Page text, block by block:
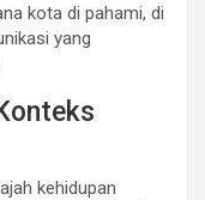
kota di pahami, di
yang
kehidupan